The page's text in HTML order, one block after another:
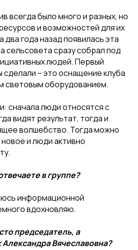
всегда было много и разных, но
и возможностей для их
два года назад появилась эта
сельсовета сразу собрал под
людей. Первый
– это оснащение клуба
световым оборудованием.
сначала люди относятся с
видят результат, тогда и
волшебство. Тогда можно
и люди активно
в группе?
информационной
вдохновляю.
председатель, а
Александра Вячеславовна?